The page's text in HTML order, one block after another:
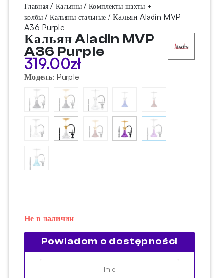
Главная /Кальяны /Комплекты шахты +
колбы /Кальяны стальные / Кальян Aladin MVP
A36 Purple
Кальян Aladin MVP
A36 Purple
319.00zł
Модель: Purple
Не в наличии
Powiadom o dostępności